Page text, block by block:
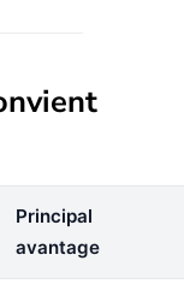
Principal
avantage